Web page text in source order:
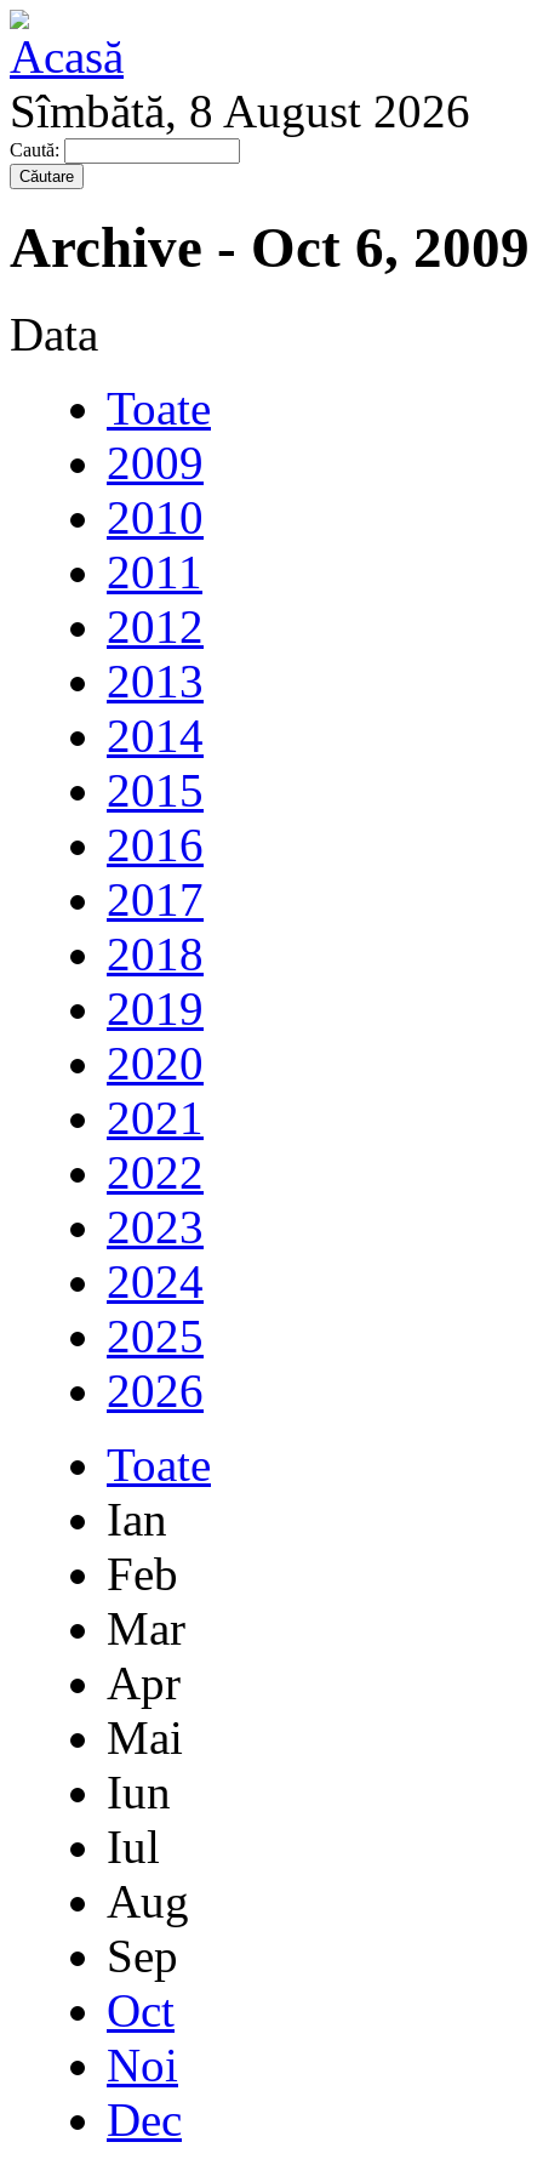
Sîmbătă, 8 August 2026
Caută:
Archive - Oct 6, 2009
Data
Toate
2009
2010
2011
2012
2013
2014
2015
2016
2017
2018
2019
2020
2021
2022
2023
2024
2025
2026
Toate
Ian
Feb
Mar
Apr
Mai
Iun
Iul
Aug
Sep
Oct
Noi
Dec